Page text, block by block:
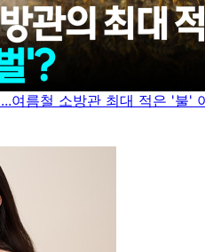
여름철 소방관 최대 적은 '불'